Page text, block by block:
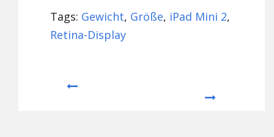
Tags: Gewicht, Größe, iPad Mini 2,
Retina-Display